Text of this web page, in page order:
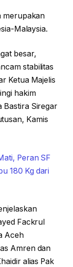
merupakan
Malaysia.
besar,
stabilitas
Ketua Majelis
hakim
Bastira Siregar
Kamis
Peran SF
180 Kg dari
Fackrul
Aceh
Amren dan
alias Pak